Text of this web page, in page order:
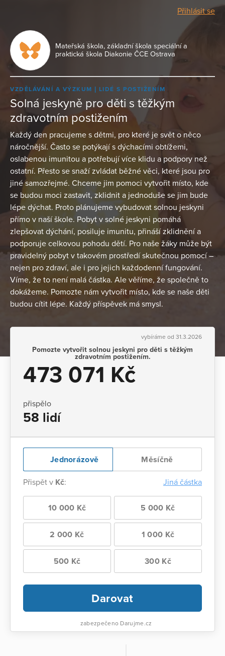
Přihlásit se
Mateřská škola, základní škola speciální a
praktická škola Diakonie ČCE Ostrava
VZDĚLÁVÁNÍ A VÝZKUM LIDÉ S POSTIŽENÍM
Solná jeskyně pro děti s těžkým
zdravotním postižením
Každý den pracujeme s dětmi, pro které je svět o něco
náročnější. Často se potýkají s dýchacími obtížemi,
oslabenou imunitou a potřebují více klidu a podpory než
ostatní. Přesto se snaží zvládat běžné věci, které jsou pro
jiné samozřejmé. Chceme jim pomoci vytvořit místo, kde
se budou moci zastavit, zklidnit a jednoduše se jim bude
lépe dýchat. Proto plánujeme vybudovat solnou jeskyni
přímo v naší škole. Pobyt v solné jeskyni pomáhá
zlepšovat dýchání, posiluje imunitu, přináší zklidnění a
podporuje celkovou pohodu dětí. Pro naše žáky může být
pravidelný pobyt v takovém prostředí skutečnou pomocí –
nejen pro zdraví, ale i pro jejich každodenní fungování.
Víme, že to není malá částka. Ale věříme, že společně to
dokážeme. Pomozte nám vytvořit místo, kde se naše děti
budou cítit lépe. Každý příspěvek má smysl.
vybíráme od 31.3.2026
Pomozte vytvořit solnou jeskyni pro děti s těžkým
zdravotním postižením.
473 071 Kč
přispělo
58 lidí
Jednorázově Měsíčně
Přispět v Kč: Jiná částka
10 000 Kč 5 000 Kč
2 000 Kč 1 000 Kč
500 Kč 300 Kč
Darovat
zabezpečeno Darujme.cz